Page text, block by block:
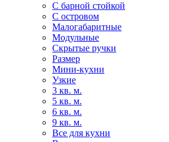
С барной стойкой
С островом
Малогабаритные
Модульные
Скрытые ручки
Размер
Мини-кухни
Узкие
3 кв. м.
5 кв. м.
6 кв. м.
9 кв. м.
Все для кухни